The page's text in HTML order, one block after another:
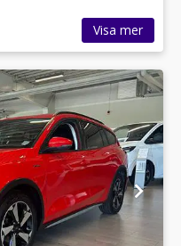
Visa mer